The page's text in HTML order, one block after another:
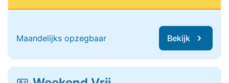
Maandelijks opzegbaar Bekijk